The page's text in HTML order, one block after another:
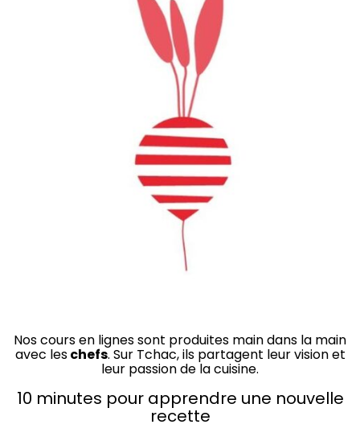
Nos cours en lignes sont produites main dans la main
avec leschefs. Sur Tchac, ils partagent leur vision et
leur passion de la cuisine.
10 minutes pour apprendre une nouvelle
recette